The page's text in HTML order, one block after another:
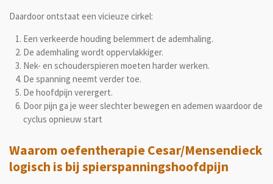
Daardoor ontstaat een vicieuze cirkel:
Een verkeerde houding belemmert de ademhaling.
De ademhaling wordt oppervlakkiger.
Nek- en schouderspieren moeten harder werken.
De spanning neemt verder toe.
De hoofdpijn verergert.
Door pijn ga je weer slechter bewegen en ademen waardoor de
cyclus opnieuw start
Waarom oefentherapie Cesar/Mensendieck
logisch is bij spierspanningshoofdpijn